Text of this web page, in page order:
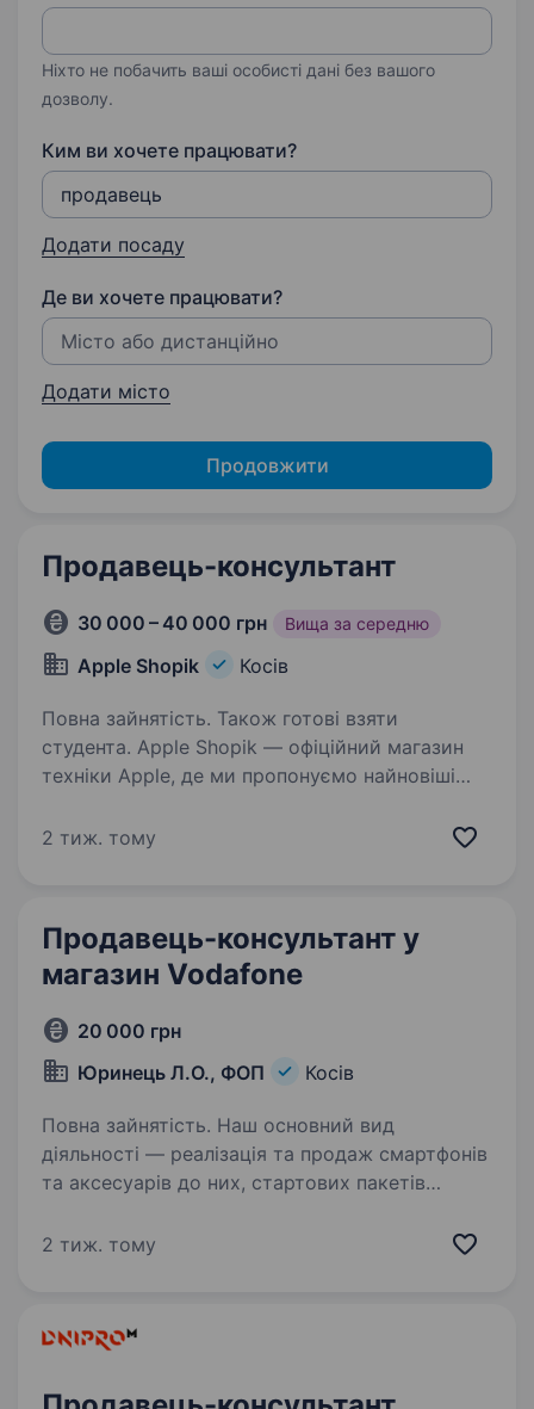
Ніхто не побачить ваші особисті дані без вашого
дозволу.
Ким ви хочете працювати?
Додати посаду
Де ви хочете працювати?
Додати місто
Продовжити
Продавець-консультант
30 000 – 40 000 грн Вища за середню
Apple Shopik Косів
Повна зайнятість. Також готові взяти
студента. Apple Shopik — офіційний магазин
техніки Apple, де ми пропонуємо найновіші
Готові взяти без досвіду — у нас є команда,
2 тиж. тому
Продавець-консультант у
магазин Vodafone
20 000 грн
Юринець Л.О., ФОП
Косів
Повна зайнятість. Наш основний вид
діяльності — реалізація та продаж смартфонів
та аксесуарів до них, стартових пакетів
Працюємо на ринку більше 10 років.
2 тиж. тому